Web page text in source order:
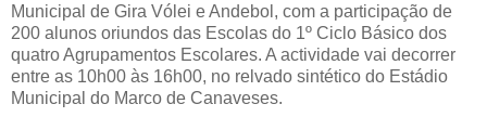
Municipal de Gira Vólei e Andebol, com a participação de
200 alunos oriundos das Escolas do 1º Ciclo Básico dos
quatro Agrupamentos Escolares. A actividade vai decorrer
entre as 10h00 às 16h00, no relvado sintético do Estádio
Municipal do Marco de Canaveses.